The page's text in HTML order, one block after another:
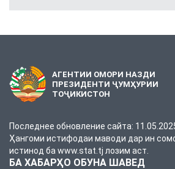
АГЕНТИИ ОМОРИ НАЗДИ
ПРЕЗИДЕНТИ ҶУМҲУРИИ
ТОҶИКИСТОН
Последнее обновление сайта:
Ҳангоми истифодаи маводи дар ин
истинод ба www.stat.tj лозим аст.
БА ХАБАРҲО ОБУНА ШАВЕД